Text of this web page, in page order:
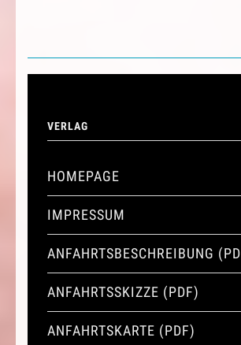
VERLAG
HOMEPAGE
IMPRESSUM
ANFAHRTSBESCHREIBUNG
ANFAHRTSSKIZZE (PDF)
ANFAHRTSKARTE (PDF)